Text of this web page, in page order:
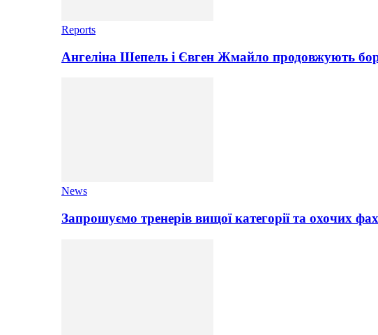
Reports
Ангеліна Шепель і Євген Жмайло продовжують
News
Запрошуємо тренерів вищої категорії та охочих